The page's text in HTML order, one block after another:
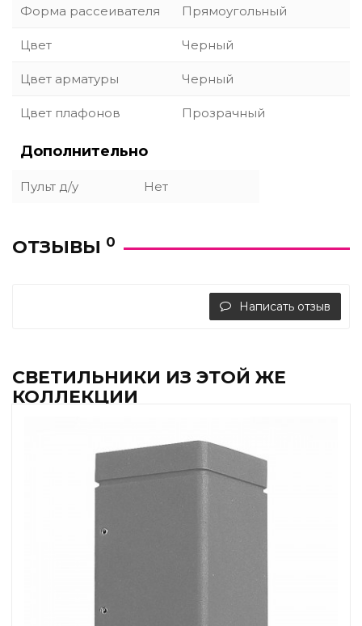
Форма рассеивателя Прямоугольный
Цвет Черный
Цвет арматуры Черный
Цвет плафонов Прозрачный
Дополнительно
Пульт д/у Нет
ОТЗЫВЫ 0
Написать отзыв
СВЕТИЛЬНИКИ ИЗ ЭТОЙ ЖЕ
КОЛЛЕКЦИИ